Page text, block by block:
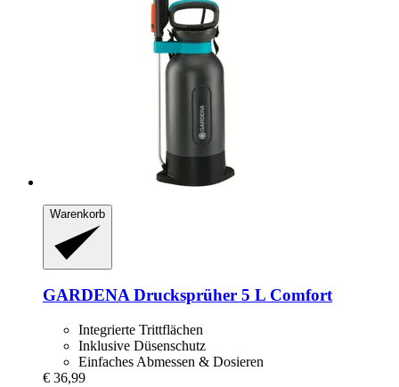
Warenkorb
GARDENADrucksprüher 5 L Comfort
Integrierte Trittflächen
Inklusive Düsenschutz
Einfaches Abmessen & Dosieren
€ 36,99